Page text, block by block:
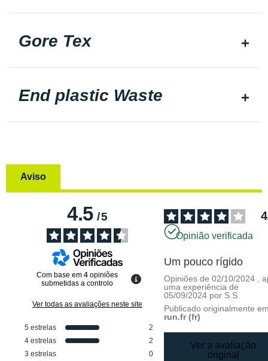
Gore Tex
End plastic Waste
Aviso
4.5/5
Com base em 4 opiniões
submetidas a controlo
Ver todas as avaliações neste site
5 estrelas
2
4 estrelas
2
3 estrelas
0
4
Opinião verificada
Um pouco rígido
Opiniões de02/10/2024
,
uma experiência de
05/09/2024 por S.S.
Publicado originalmente
run.fr (fr)
Ver a avaliação
original